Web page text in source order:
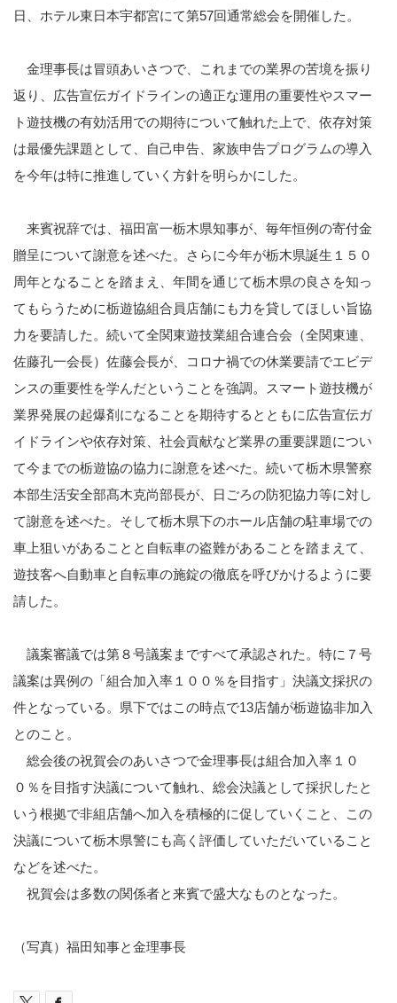
日、ホテル東日本宇都宮にて第57回通常総会を開催した。
金理事長は冒頭あいさつで、これまでの業界の苦境を振り
返り、広告宣伝ガイドラインの適正な運用の重要性やスマー
ト遊技機の有効活用での期待について触れた上で、依存対策
は最優先課題として、自己申告、家族申告プログラムの導入
を今年は特に推進していく方針を明らかにした。
来賓祝辞では、福田富一栃木県知事が、毎年恒例の寄付金
贈呈について謝意を述べた。さらに今年が栃木県誕生１５０
周年となることを踏まえ、年間を通じて栃木県の良さを知っ
てもらうために栃遊協組合員店舗にも力を貸してほしい旨協
力を要請した。続いて全関東遊技業組合連合会（全関東連、
佐藤孔一会長）佐藤会長が、コロナ禍での休業要請でエビデ
ンスの重要性を学んだということを強調。スマート遊技機が
業界発展の起爆剤になることを期待するとともに広告宣伝ガ
イドラインや依存対策、社会貢献など業界の重要課題につい
て今までの栃遊協の協力に謝意を述べた。続いて栃木県警察
本部生活安全部髙木克尚部長が、日ごろの防犯協力等に対し
て謝意を述べた。そして栃木県下のホール店舗の駐車場での
車上狙いがあることと自転車の盗難があることを踏まえて、
遊技客へ自動車と自転車の施錠の徹底を呼びかけるように要
請した。
議案審議では第８号議案まですべて承認された。特に７号
議案は異例の「組合加入率１００％を目指す」決議文採択の
件となっている。県下ではこの時点で13店舗が栃遊協非加入
とのこと。
総会後の祝賀会のあいさつで金理事長は組合加入率１０
０％を目指す決議について触れ、総会決議として採択したと
いう根拠で非組店舗へ加入を積極的に促していくこと、この
決議について栃木県警にも高く評価していただいていること
などを述べた。
祝賀会は多数の関係者と来賓で盛大なものとなった。
（写真）福田知事と金理事長